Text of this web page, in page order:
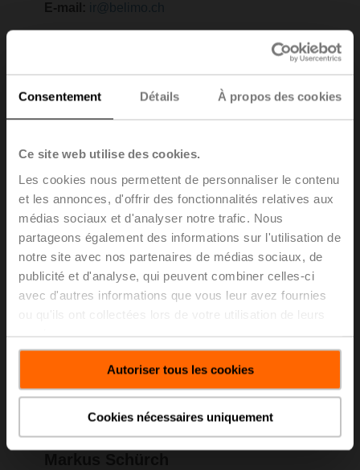
Consentement Détails À propos des cookies
Ce site web utilise des cookies.
Les cookies nous permettent de personnaliser le contenu
et les annonces, d'offrir des fonctionnalités relatives aux
médias sociaux et d'analyser notre trafic. Nous
partageons également des informations sur l'utilisation de
notre site avec nos partenaires de médias sociaux, de
publicité et d'analyse, qui peuvent combiner celles-ci
avec d'autres informations que vous leur avez fournies
Autoriser tous les cookies
Cookies nécessaires uniquement
E-mail: